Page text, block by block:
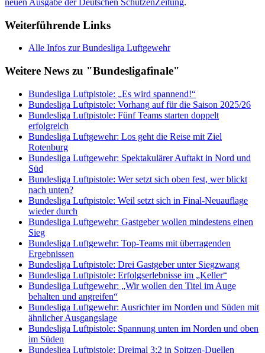
Weiterführende Links
Alle Infos zur Bundesliga Luftgewehr
Weitere News zu "Bundesligafinale"
Bundesliga Luftpistole: „Es wird spannend!“
Bundesliga Luftpistole: Vorhang auf für die Saison 2025/26
Bundesliga Luftpistole: Fünf Teams starten doppelt
erfolgreich
Bundesliga Luftgewehr: Los geht die Reise mit Ziel
Rotenburg
Bundesliga Luftgewehr: Spektakulärer Auftakt in Nord und
Süd
Bundesliga Luftpistole: Wer setzt sich oben fest, wer blickt
nach unten?
Bundesliga Luftpistole: Weil setzt sich in Final-Neuauflage
wieder durch
Bundesliga Luftgewehr: Gastgeber wollen mindestens einen
Sieg
Bundesliga Luftgewehr: Top-Teams mit überragenden
Ergebnissen
Bundesliga Luftpistole: Drei Gastgeber unter Siegzwang
Bundesliga Luftpistole: Erfolgserlebnisse im „Keller“
Bundesliga Luftgewehr: „Wir wollen den Titel im Auge
behalten und angreifen“
Bundesliga Luftgewehr: Ausrichter im Norden und Süden mit
ähnlicher Ausgangslage
Bundesliga Luftpistole: Spannung unten im Norden und oben
im Süden
Bundesliga Luftpistole: Dreimal 3:2 in Spitzen-Duellen